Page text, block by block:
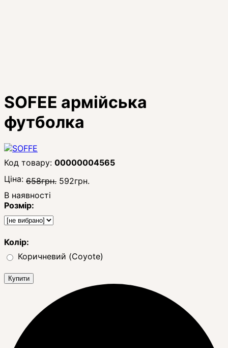
SOFEE армійська
футболка
00000004565
Ціна: 658грн. 592грн.
В наявності
Розмір:
Колір:
Коричневий (Coyote)
Купити